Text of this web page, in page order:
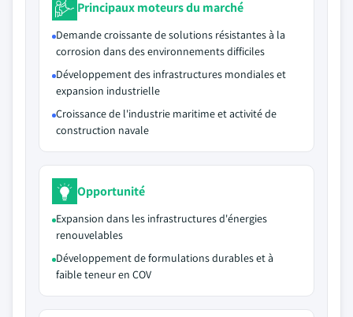
Principaux moteurs du marché
Demande croissante de solutions résistantes à la
corrosion dans des environnements difficiles
Développement des infrastructures mondiales et
expansion industrielle
Croissance de l'industrie maritime et activité de
construction navale
Opportunité
Expansion dans les infrastructures d'énergies
renouvelables
Développement de formulations durables et à
faible teneur en COV